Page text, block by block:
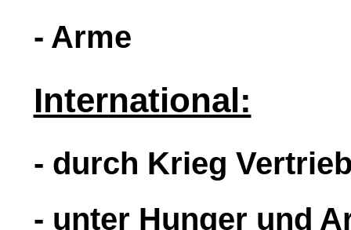
- Arme
International:
- durch Krieg
- unter Hunger und